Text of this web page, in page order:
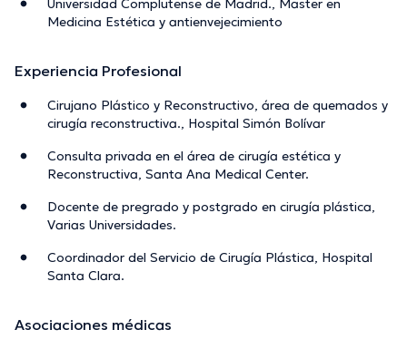
Medicina Estética y antienvejecimiento
Experiencia Profesional
Cirujano Plástico y Reconstructivo, área de quemados y
cirugía reconstructiva., Hospital Simón Bolívar
Consulta privada en el área de cirugía estética y
Reconstructiva, Santa Ana Medical Center.
Docente de pregrado y postgrado en cirugía plástica,
Varias Universidades.
Coordinador del Servicio de Cirugía Plástica, Hospital
Santa Clara.
Asociaciones médicas